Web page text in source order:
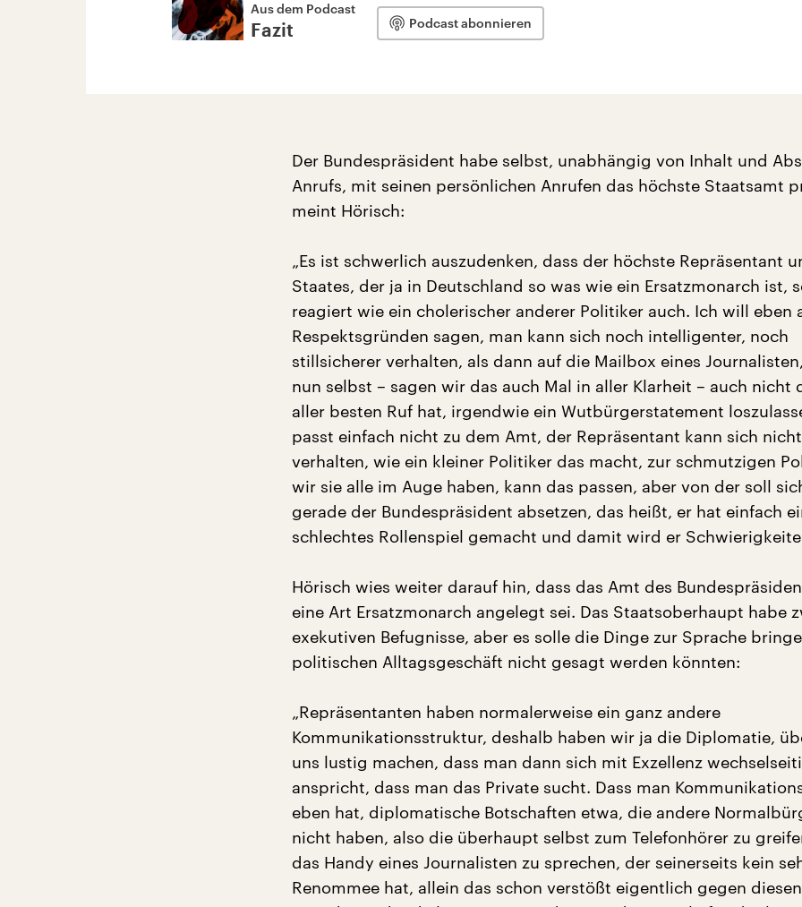
Aus dem Podcast
Fazit Podcast abonnieren
Der Bundespräsident habe selbst, unabhängig von Inhalt und
Anrufs, mit seinen persönlichen Anrufen das höchste Staatsamt
meint Hörisch:
„Es ist schwerlich auszudenken, dass der höchste Repräsentant
Staates, der ja in Deutschland so was wie ein Ersatzmonarch ist,
reagiert wie ein cholerischer anderer Politiker auch. Ich will eben
Respektsgründen sagen, man kann sich noch intelligenter, noch
stillsicherer verhalten, als dann auf die Mailbox eines
nun selbst – sagen wir das auch Mal in aller Klarheit – auch nicht
aller besten Ruf hat, irgendwie ein Wutbürgerstatement
passt einfach nicht zu dem Amt, der Repräsentant kann sich
verhalten, wie ein kleiner Politiker das macht, zur schmutzigen
wir sie alle im Auge haben, kann das passen, aber von der soll
gerade der Bundespräsident absetzen, das heißt, er hat einfach
schlechtes Rollenspiel gemacht und damit wird er
Hörisch wies weiter darauf hin, dass das Amt des
eine Art Ersatzmonarch angelegt sei. Das Staatsoberhaupt habe
exekutiven Befugnisse, aber es solle die Dinge zur Sprache
politischen Alltagsgeschäft nicht gesagt werden könnten:
„Repräsentanten haben normalerweise ein ganz andere
Kommunikationsstruktur, deshalb haben wir ja die Diplomatie,
uns lustig machen, dass man dann sich mit Exzellenz
anspricht, dass man das Private sucht. Dass man
eben hat, diplomatische Botschaften etwa, die andere
nicht haben, also die überhaupt selbst zum Telefonhörer zu
das Handy eines Journalisten zu sprechen, der seinerseits kein
Renommee hat, allein das schon verstößt eigentlich gegen diesen